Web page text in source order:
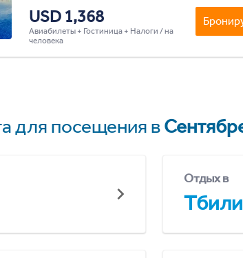
USD 1,368
Авиабилеты + Гостиница + Налоги / на
человека
для посещения в
Отдых в